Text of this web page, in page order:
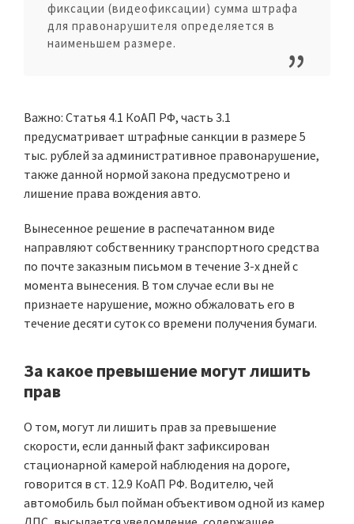
фиксации (видеофиксации) сумма штрафа
для правонарушителя определяется в
наименьшем размере.
Важно: Статья 4.1 КоАП РФ, часть 3.1
предусматривает штрафные санкции в размере 5
тыс. рублей за административное правонарушение,
также данной нормой закона предусмотрено и
лишение права вождения авто.
Вынесенное решение в распечатанном виде
направляют собственнику транспортного средства
по почте заказным письмом в течение 3-х дней с
момента вынесения. В том случае если вы не
признаете нарушение, можно обжаловать его в
течение десяти суток со времени получения бумаги.
За какое превышение могут лишить
прав
О том, могут ли лишить прав за превышение
скорости, если данный факт зафиксирован
стационарной камерой наблюдения на дороге,
говорится в ст. 12.9 КоАП РФ. Водителю, чей
автомобиль был пойман объективом одной из камер